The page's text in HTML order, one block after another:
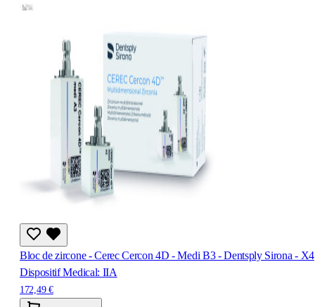
Bloc de zircone - Cerec Cercon 4D - Medi B3 - Dentsply Sirona - X4
Dispositif Medical: IIA
172,49 €